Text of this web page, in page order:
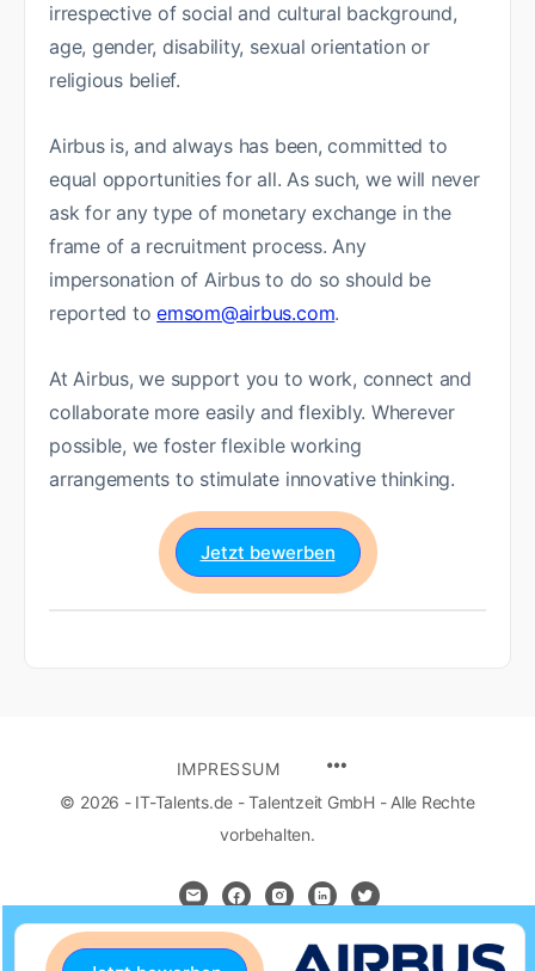
irrespective of social and cultural background,
age, gender, disability, sexual orientation or
religious belief.
Airbus is, and always has been, committed to
equal opportunities for all. As such, we will never
ask for any type of monetary exchange in the
frame of a recruitment process. Any
impersonation of Airbus to do so should be
reported toemsom@airbus.com.
At Airbus, we support you to work, connect and
collaborate more easily and flexibly. Wherever
possible, we foster flexible working
arrangements to stimulate innovative thinking.
Jetzt bewerben
IMPRESSUM
© 2026 - IT-Talents.de - Talentzeit GmbH - Alle Rechte
vorbehalten.